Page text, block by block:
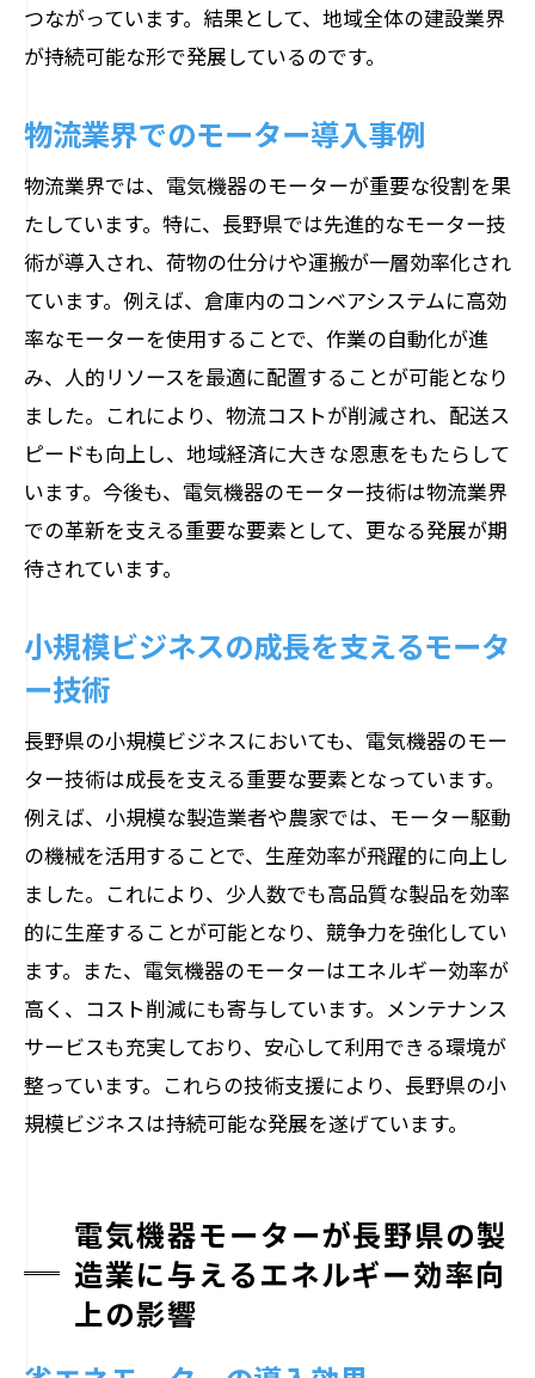
つながっています。結果として、地域全体の建設業界
が持続可能な形で発展しているのです。
物流業界でのモーター導入事例
物流業界では、電気機器のモーターが重要な役割を果
たしています。特に、長野県では先進的なモーター技
術が導入され、荷物の仕分けや運搬が一層効率化され
ています。例えば、倉庫内のコンベアシステムに高効
率なモーターを使用することで、作業の自動化が進
み、人的リソースを最適に配置することが可能となり
ました。これにより、物流コストが削減され、配送ス
ピードも向上し、地域経済に大きな恩恵をもたらして
います。今後も、電気機器のモーター技術は物流業界
での革新を支える重要な要素として、更なる発展が期
待されています。
小規模ビジネスの成長を支えるモータ
ー技術
長野県の小規模ビジネスにおいても、電気機器のモー
ター技術は成長を支える重要な要素となっています。
例えば、小規模な製造業者や農家では、モーター駆動
の機械を活用することで、生産効率が飛躍的に向上し
ました。これにより、少人数でも高品質な製品を効率
的に生産することが可能となり、競争力を強化してい
ます。また、電気機器のモーターはエネルギー効率が
高く、コスト削減にも寄与しています。メンテナンス
サービスも充実しており、安心して利用できる環境が
整っています。これらの技術支援により、長野県の小
規模ビジネスは持続可能な発展を遂げています。
電気機器モーターが長野県の製
造業に与えるエネルギー効率向
上の影響